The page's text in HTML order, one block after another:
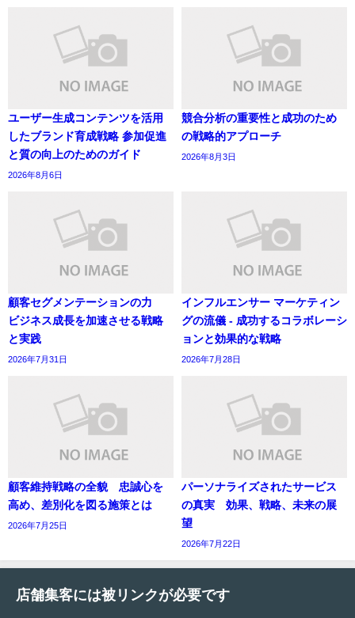
ユーザー生成コンテンツを活用
したブランド育成戦略 参加促進
と質の向上のためのガイド
2026年8月6日
競合分析の重要性と成功のため
の戦略的アプローチ
2026年8月3日
顧客セグメンテーションの力
ビジネス成長を加速させる戦略
と実践
2026年7月31日
インフルエンサー マーケティン
グの流儀 - 成功するコラボレーシ
ョンと効果的な戦略
2026年7月28日
顧客維持戦略の全貌 忠誠心を
高め、差別化を図る施策とは
2026年7月25日
パーソナライズされたサービス
の真実 効果、戦略、未来の展
望
2026年7月22日
店舗集客には被リンクが必要です